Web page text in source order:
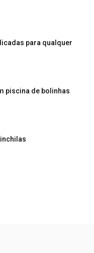
para qualquer
piscina de bolinhas